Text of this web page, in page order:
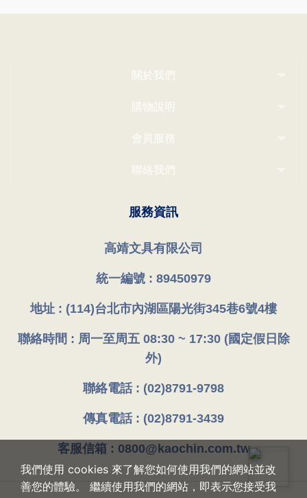
關於我們
購物說明
會員服務
聯絡我們
服務資訊
高靖文具有限公司
統一編號 : 89450979
地址 : (114)台北市內湖區陽光街345巷6號4樓
聯絡時間 : 周一至周五 08:30 ~ 17:30 (國定假日除
外)
聯絡電話 : (02)8791-9798
傳真電話 : (02)8791-3439
客服信箱 : 0800@kaochin.com.tw
我們使用 cookies 來了解您如何使用我們的網站並改
善您的體驗。 繼續使用我們的網站，即表示您接受我